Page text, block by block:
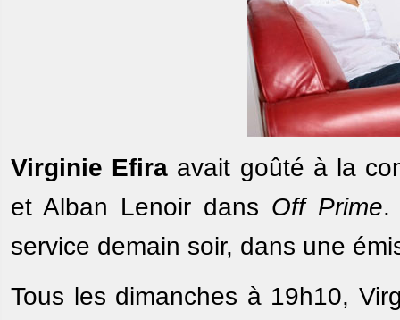
Virginie Efira avait goûté à la
et Alban Lenoir dans Off Prime.
service demain soir, dans une
Tous les dimanches à 19h10,